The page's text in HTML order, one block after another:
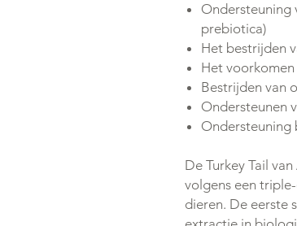
Ondersteuning
prebiotica)
Het bestrijden
Het
Bestrijden van
Ondersteunen
Ondersteuning
De Turkey Tail
volgens een
dieren. De eerste